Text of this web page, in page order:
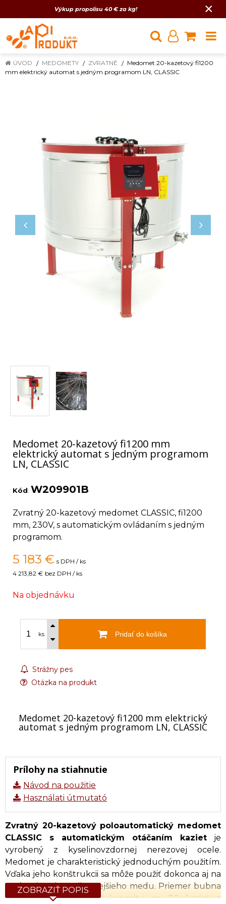
Výkup propolisu 40 € za kg! ×
ÚVOD MEDOMETY ZVRATNÉ
Medomet 20-kazetový fi1200
mm elektrický automat s jedným programom LN, CLASSIC
Medomet 20-kazetový fi1200 mm
elektrický automat s jedným programom
LN, CLASSIC
Kód: W209901B
Zvratný 20-kazetový medomet CLASSIC, fi1200
mm, 230V, s automatickým ovládaním s jedným
programom.
5 183 € s DPH / ks
4 213,82 € bez DPH / ks
Na objednávku
ks Pridať do košíka
Strážny pes
Otázka na produkt
Medomet 20-kazetový fi1200 mm elektrický
automat s jedným programom LN, CLASSIC
Prílohy na stiahnutie
Návod na použitie
Használati útmutató
Zvratný 20-kazetový poloautomatický medomet
CLASSIC s automatickým otáčaním kaziet je
vyrobený z kyselinovzdornej nerezovej ocele.
Medomet je charakteristický jednoduchým použitím.
Vďaka jeho konštrukcii sa môže použiť dokonca aj na
vytáčanie toho najhustejšieho medu. Priemer bubna
je 1200 mm. Kôš ma kapacitu na 20 kaziet z
ZOBRAZIŤ POPIS